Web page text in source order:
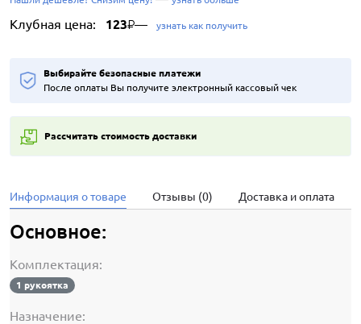
Клубная цена: 123₽— узнать как получить
Выбирайте безопасные платежи
После оплаты Вы получите электронный кассовый чек
Рассчитать стоимость доставки
Информация о товаре Отзывы (0) Доставка и оплата
Основное:
Комплектация:
1 рукоятка
Назначение: